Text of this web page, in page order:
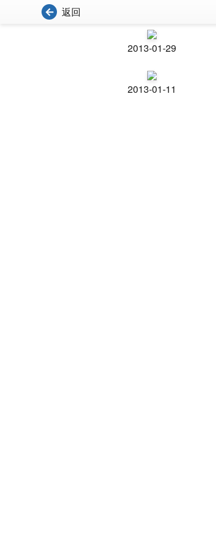
返回
2013-01-29
2013-01-11